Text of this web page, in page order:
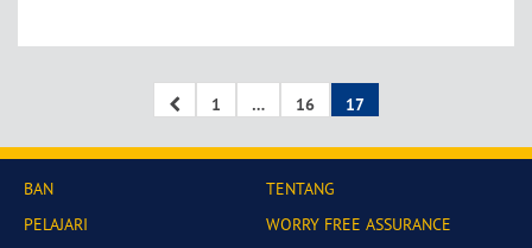
1 … 16 17
BAN
PELAJARI
TENTANG
WORRY FREE ASSURANCE